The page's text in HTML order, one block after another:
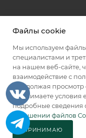
Мы
Файлы cookie
Мы используем
специалистами и
на нашем веб-сайте,
взаимодействие с
Продолжая
принимаете условия
подробные сведения
отношении файлов
ПРИНИМАЮ